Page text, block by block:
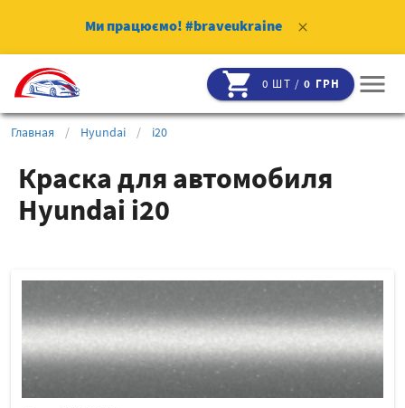
Ми працюємо! #braveukraine clear
shopping_cart 0 ШТ /0 ГРН menu
Главная / Hyundai / i20
Краска для автомобиля
Hyundai i20